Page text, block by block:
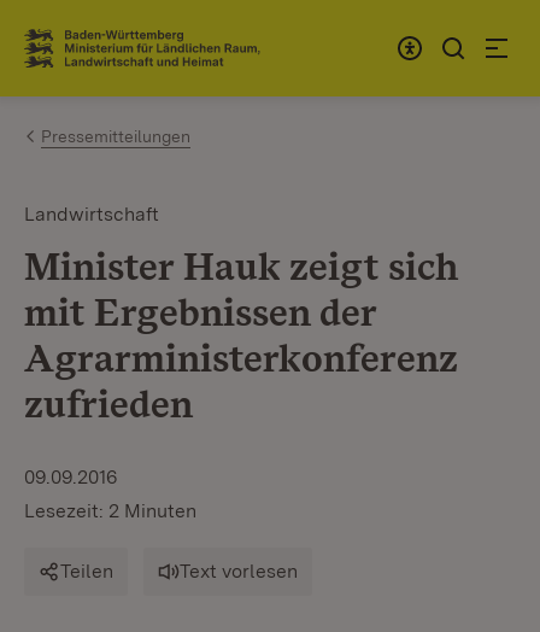
Zum Inhalt springen
Link zur Startseite
Pressemitteilungen
Landwirtschaft
Minister Hauk zeigt sich
mit Ergebnissen der
Agrarministerkonferenz
zufrieden
09.09.2016
Lesezeit: 2 Minuten
Teilen Text vorlesen